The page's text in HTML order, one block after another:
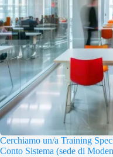
Cerchiamo un/a Training
Conto Sistema (sede di